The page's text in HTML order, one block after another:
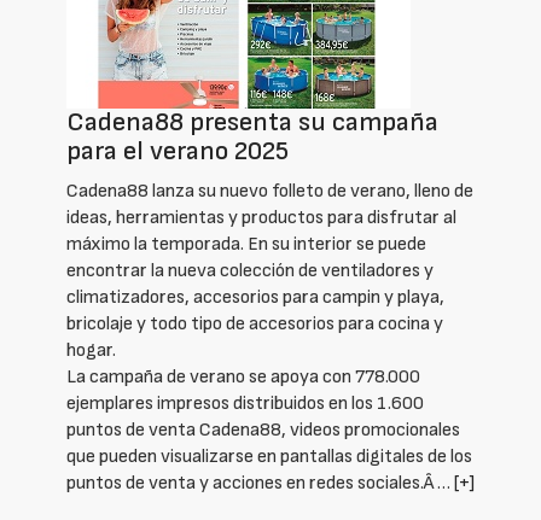
Cadena88 presenta su campaña
para el verano 2025
Cadena88 lanza su nuevo folleto de verano, lleno de
ideas, herramientas y productos para disfrutar al
máximo la temporada. En su interior se puede
encontrar la nueva colección de ventiladores y
climatizadores, accesorios para campin y playa,
bricolaje y todo tipo de accesorios para cocina y
hogar.
La campaña de verano se apoya con 778.000
ejemplares impresos distribuidos en los 1.600
puntos de venta Cadena88, videos promocionales
que pueden visualizarse en pantallas digitales de los
puntos de venta y acciones en redes sociales.Â … [+]